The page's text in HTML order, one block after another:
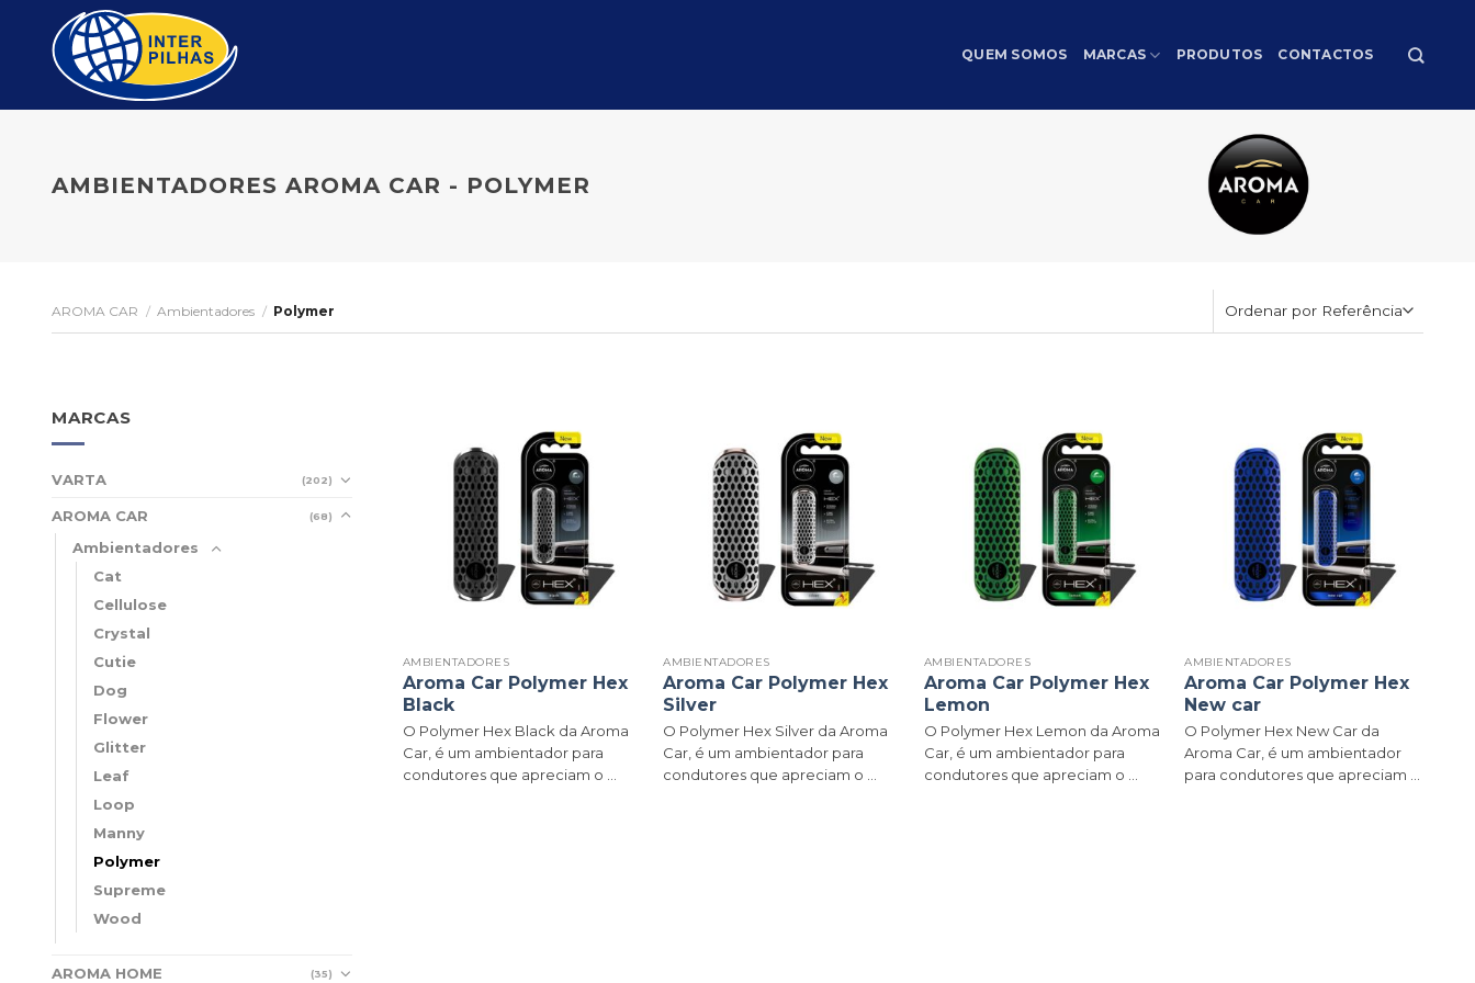
content
QUEM SOMOS MARCAS PRODUTOS CONTACTOS
AMBIENTADORES AROMA CAR - POLYMER
AROMA CAR / Ambientadores / Polymer
MARCAS
VARTA (202)
AROMA CAR (68)
Ambientadores
Cat
Cellulose
Crystal
Cutie
Dog
Flower
Glitter
Leaf
Loop
Manny
Polymer
Supreme
Wood
AROMA HOME (35)
AMBIENTADORES
Aroma Car Polymer Hex
Black
O Polymer Hex Black da Aroma
Car, é um ambientador para
condutores que apreciam o ...
AMBIENTADORES
Aroma Car Polymer Hex
Silver
O Polymer Hex Silver da Aroma
Car, é um ambientador para
condutores que apreciam o ...
AMBIENTADORES
Aroma Car Polymer Hex
Lemon
O Polymer Hex Lemon da Aroma
Car, é um ambientador para
condutores que apreciam o ...
AMBIENTADORES
Aroma Car Polymer Hex
New car
O Polymer Hex New Car da
Aroma Car, é um ambientador
para condutores que apreciam ...